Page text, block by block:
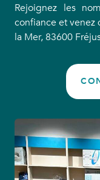
Rejoignez les
confiance et venez
la Mer, 83600